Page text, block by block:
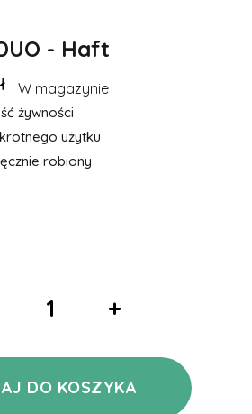
- Haft
W magazynie
żywności
użytku
robiony
+
DO KOSZYKA